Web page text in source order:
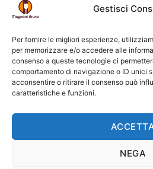
Gestisci
Per fornire le migliori esperienze,
per memorizzare e/o accedere alle
consenso a queste tecnologie ci
comportamento di navigazione o ID unici
acconsentire o ritirare il consenso può
caratteristiche e funzioni.
NEGA
AREA CLIENTI
Login / Logout
Carrello
Registrati
Spedizione e Consegna
LEGALE
Privacy Policy